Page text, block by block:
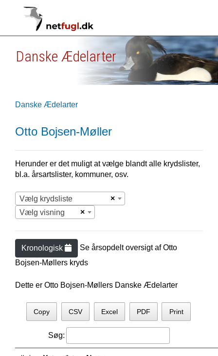
Danske Ædelarter
Danske Ædelarter
Otto Bojsen-Møller
Herunder er det muligt at vælge blandt alle krydslister,
bl.a. årsartslister, kommuner, osv.
×
Vælg krydsliste
×
Vælg visning
Kronologisk Se årsopdelt oversigt afOtto
Bojsen-Møllers kryds
Dette er Otto Bojsen-Møllers Danske Ædelarter
Copy CSV Excel PDF Print
Søg: